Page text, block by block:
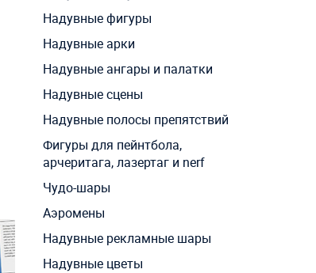
Надувные фигуры
Надувные арки
Надувные ангары и палатки
Надувные сцены
Надувные полосы препятствий
Фигуры для пейнтбола,
арчеритага, лазертаг и nerf
Чудо-шары
Аэромены
Надувные рекламные шары
Надувные цветы